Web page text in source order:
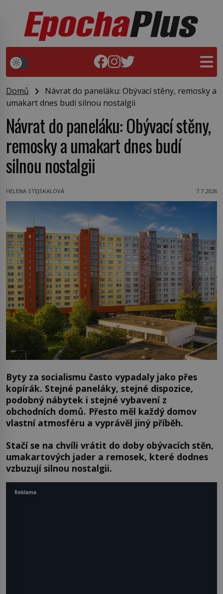
Domů
Návrat do paneláku: Obývací stěny, remosky a
umakart dnes budí silnou nostalgii
Návrat do paneláku: Obývací stěny,
remosky a umakart dnes budí
silnou nostalgii
HELENA STEJSKALOVÁ 7.7.2026
Byty za socialismu často vypadaly jako přes
kopírák. Stejné paneláky, stejné dispozice,
podobný nábytek i stejné vybavení z
obchodních domů. Přesto měl každý domov
vlastní atmosféru a vyprávěl jiný příběh.
Stačí se na chvíli vrátit do doby obývacích stěn,
umakartových jader a remosek, které dodnes
vzbuzují silnou nostalgii.
Reklama